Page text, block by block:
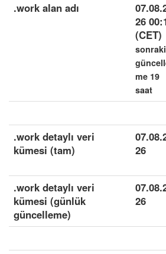
.work alan adı
26
(CET)
sonraki
me 19
saat
.work detaylı veri
kümesi (tam)
26
.work detaylı veri
kümesi (günlük
güncelleme)
26